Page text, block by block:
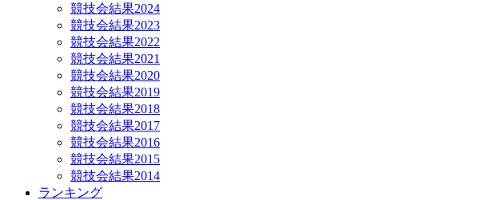
競技会結果2024
競技会結果2023
競技会結果2022
競技会結果2021
競技会結果2020
競技会結果2019
競技会結果2018
競技会結果2017
競技会結果2016
競技会結果2015
競技会結果2014
ランキング